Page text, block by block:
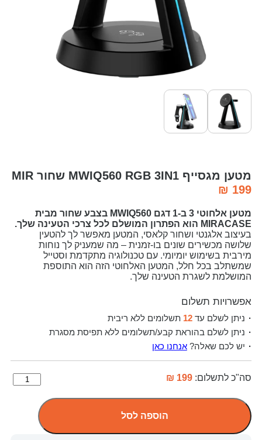
מטען מגסייף MWIQ560 RGB 3IN1 שחור MIR
₪ 199
מטען אלחוטי 3 ב-1 דגם MWIQ560 בצבע שחור מבית
MIRACASE הוא הפתרון המושלם לכל צרכי הטעינה שלך.
בעיצוב אלגנטי ושחור קלאסי, המטען מאפשר לך להטעין
שלושה מכשירים שונים בו-זמנית – מה שמעניק לך נוחות
מירבית בשימוש יומיומי. עם טכנולוגיה מתקדמת וסטייל
שמשתלב בכל חלל, המטען האלחוטי הזה הוא התוספת
המושלמת לשגרת הטעינה שלך.
אפשרויות תשלום
ניתן לשלם עד12 תשלומים ללא ריבית
ניתן לשלם בהוראת קבע/תשלומים ללא תפיסת מסגרת
יש לכם שאלה?אנחנו כאן
סה"כ לתשלום: 199 ₪
הוספה לסל